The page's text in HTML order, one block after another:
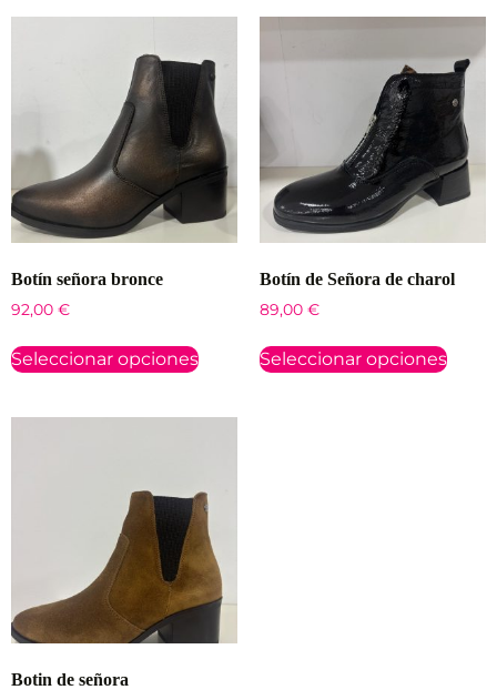
Botín señora bronce
92,00 €
Seleccionar opciones
Botín de Señora de charol
89,00 €
Seleccionar opciones
Botin de señora